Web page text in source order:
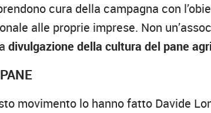
cura della campagna con
alle proprie imprese. Non
divulgazione della cultura del pane
movimento lo hanno fatto Davide